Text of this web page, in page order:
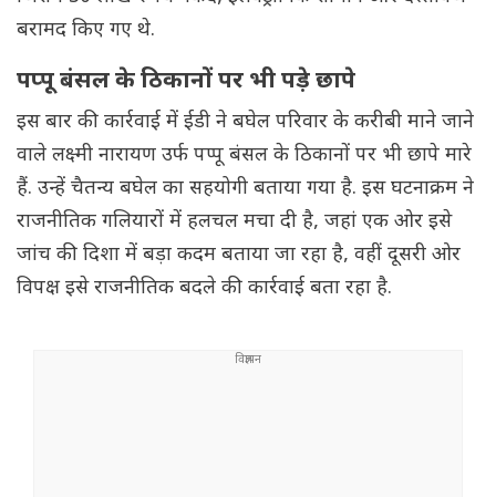
बरामद किए गए थे.
पप्पू बंसल के ठिकानों पर भी पड़े छापे
इस बार की कार्रवाई में ईडी ने बघेल परिवार के करीबी माने जाने
वाले लक्ष्मी नारायण उर्फ पप्पू बंसल के ठिकानों पर भी छापे मारे
हैं. उन्हें चैतन्य बघेल का सहयोगी बताया गया है. इस घटनाक्रम ने
राजनीतिक गलियारों में हलचल मचा दी है, जहां एक ओर इसे
जांच की दिशा में बड़ा कदम बताया जा रहा है, वहीं दूसरी ओर
विपक्ष इसे राजनीतिक बदले की कार्रवाई बता रहा है.